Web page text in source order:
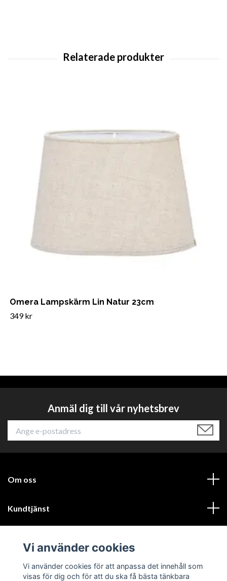
Omera Lampskärm Lin Natur 23cm
349 kr
Anmäl dig till vår nyhetsbrev
Om oss
Kundtjänst
Sociala medier
Vi använder cookies
Vi använder cookies för att anpassa det innehåll som
visas för dig och för att du ska få bästa tänkbara